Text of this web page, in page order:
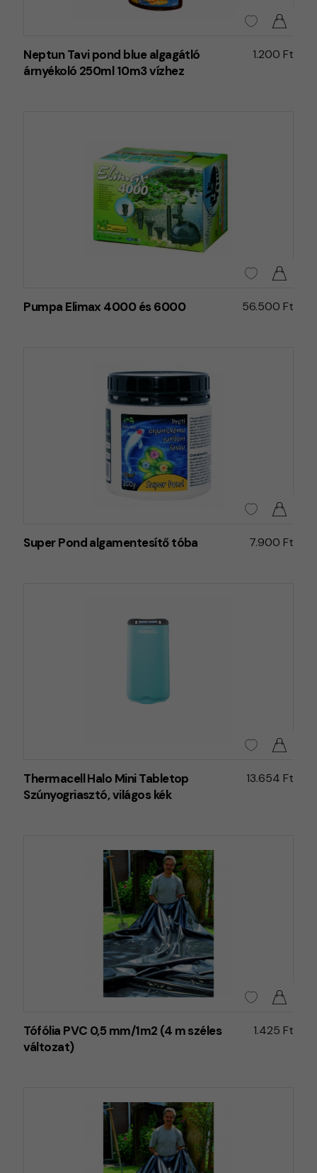
Neptun Tavi pond blue algagátló
árnyékoló 250ml 10m3 vízhez
1.200 Ft
Pumpa Elimax 4000 és 6000 56.500 Ft
Super Pond algamentesítő tóba 7.900 Ft
Thermacell Halo Mini Tabletop
Szúnyogriasztó, világos kék
13.654 Ft
Tófólia PVC 0,5 mm/1m2 (4 m széles
változat)
1.425 Ft